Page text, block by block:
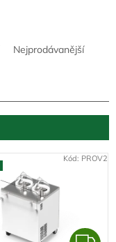
Nejprodávanější
Kód: PROV2